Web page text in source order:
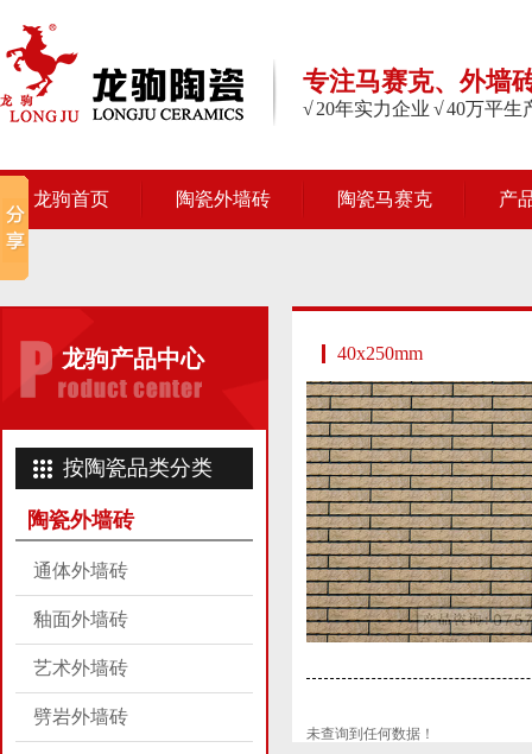
专注马赛克、外墙
√ 20年实力企业 √ 40万平
龙驹首页 陶瓷外墙砖 陶瓷马赛克 产
龙驹产品中心
按陶瓷品类分类
陶瓷外墙砖
通体外墙砖
釉面外墙砖
艺术外墙砖
劈岩外墙砖
40x250mm
未查询到任何数据！